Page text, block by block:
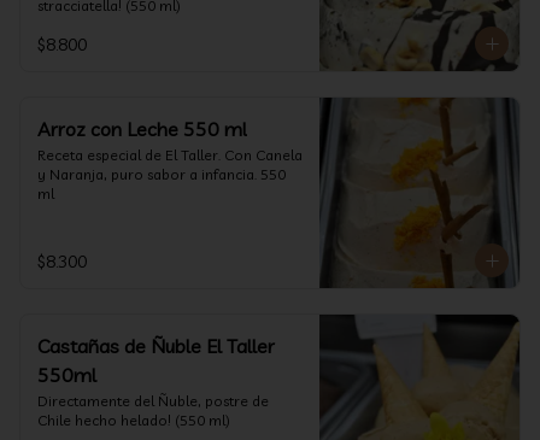
stracciatella! (550 ml)
$8.800
Arroz con Leche 550 ml
Receta especial de El Taller. Con Canela
y Naranja, puro sabor a infancia. 550
ml
$8.300
Castañas de Ñuble El Taller
550ml
Directamente del Ñuble, postre de
Chile hecho helado! (550 ml)